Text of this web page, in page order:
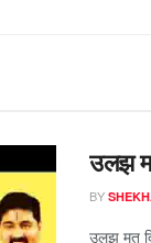
उलझ
BY
उलझ मत